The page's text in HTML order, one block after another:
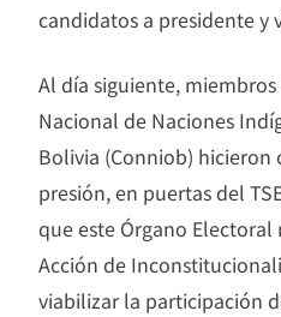
candidatos a presidente y
Al día siguiente,
Nacional de Naciones
Bolivia (Conniob) hicieron
presión, en puertas del
que este Órgano Electoral
Acción de
viabilizar la participación